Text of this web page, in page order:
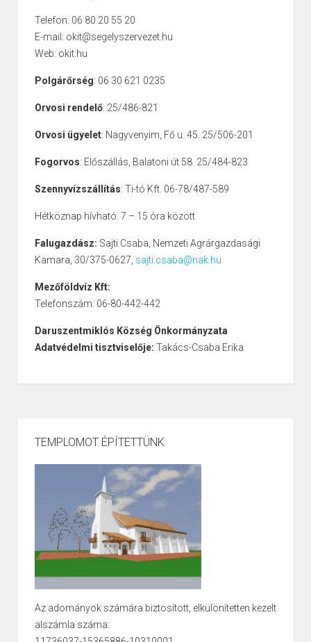
Telefon: 06 80 20 55 20
E-mail: okit@segelyszervezet.hu
Web: okit.hu
Polgárőrség: 06 30 621 0235
Orvosi rendelő: 25/486-821
Orvosi ügyelet: Nagyvenyim, Fő u. 45. 25/506-201
Fogorvos: Előszállás, Balatoni út 58. 25/484-823
Szennyvízszállítás: Ti-tó Kft. 06-78/487-589
Hétköznap hívható: 7 – 15 óra között
Falugazdász: Sajti Csaba, Nemzeti Agrárgazdasági
Kamara, 30/375-0627, sajti.csaba@nak.hu
Mezőföldvíz Kft:
Telefonszám: 06-80-442-442
Daruszentmiklós Község Önkormányzata
Adatvédelmi tisztviselője: Takács-Csaba Erika
TEMPLOMOT ÉPÍTETTÜNK
Az adományok számára biztosított, elkülönítetten kezelt
alszámla száma: